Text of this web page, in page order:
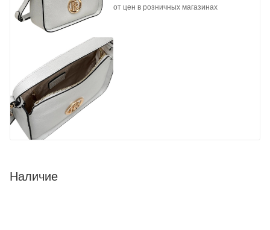
от цен в розничных магазинах
Наличие